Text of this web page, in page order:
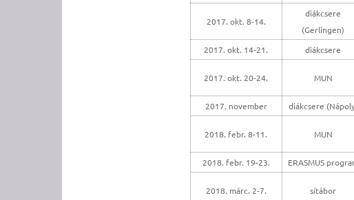
2017. okt. 8-14.
diákcsere
(Gerlingen)
2017. okt. 14-21. diákcsere
2017. okt. 20-24. MUN
2017. november diákcsere
2018. febr. 8-11. MUN
2018. febr. 19-23. ERASMUS
2018. márc. 2-7. sítábor